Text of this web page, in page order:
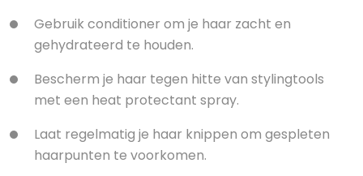
Gebruik conditioner om je haar zacht en
gehydrateerd te houden.
Bescherm je haar tegen hitte van stylingtools
met een heat protectant spray.
Laat regelmatig je haar knippen om gespleten
haarpunten te voorkomen.